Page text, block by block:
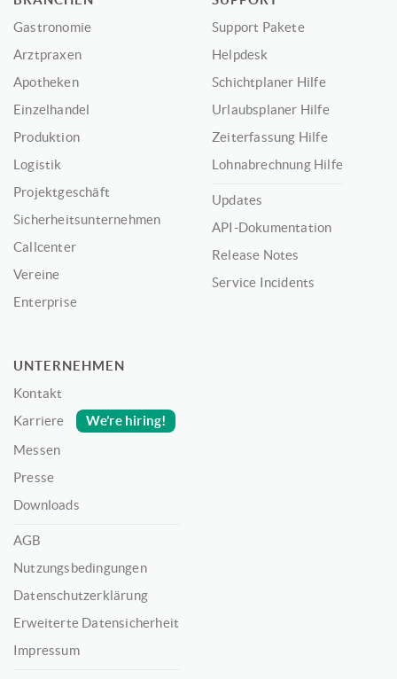
Gastronomie
Arztpraxen
Apotheken
Einzelhandel
Produktion
Logistik
Projektgeschäft
Sicherheitsunternehmen
Callcenter
Vereine
Enterprise
Support Pakete
Helpdesk
Schichtplaner Hilfe
Urlaubsplaner Hilfe
Zeiterfassung Hilfe
Lohnabrechnung Hilfe
Updates
API-Dokumentation
Release Notes
Service Incidents
UNTERNEHMEN
Kontakt
Karriere
We’re hiring!
Messen
Presse
Downloads
AGB
Nutzungsbedingungen
Datenschutzerklärung
Erweiterte Datensicherheit
Impressum